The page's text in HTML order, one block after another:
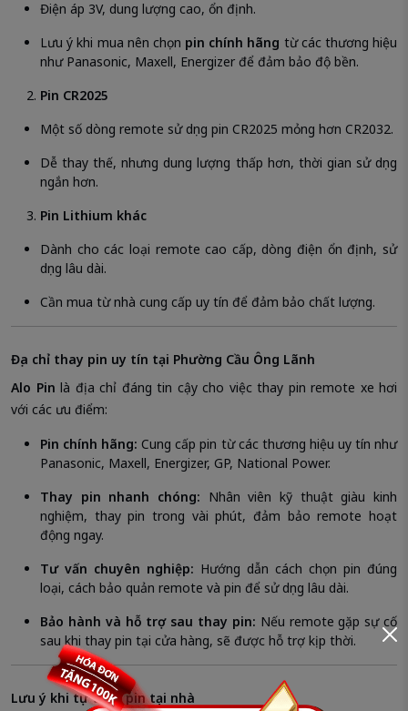
Điện áp 3V, dung lượng cao, ổn định.
Lưu ý khi mua nên chọn pin chính hãng từ các thương hiệu
như Panasonic, Maxell, Energizer để đảm bảo độ bền.
Pin CR2025
Một số dòng remote sử dụng pin CR2025 mỏng hơn CR2032.
Dễ thay thế, nhưng dung lượng thấp hơn, thời gian sử dụng
ngắn hơn.
Pin Lithium khác
Dành cho các loại remote cao cấp, dòng điện ổn định, sử
dụng lâu dài.
Cần mua từ nhà cung cấp uy tín để đảm bảo chất lượng.
Địa chỉ thay pin uy tín tại Phường Cầu Ông Lãnh
Alo Pin là địa chỉ đáng tin cậy cho việc thay pin remote xe hơi
với các ưu điểm:
Pin chính hãng: Cung cấp pin từ các thương hiệu uy tín như
Panasonic, Maxell, Energizer, GP, National Power.
Thay pin nhanh chóng: Nhân viên kỹ thuật giàu kinh
nghiệm, thay pin trong vài phút, đảm bảo remote hoạt
động ngay.
Tư vấn chuyên nghiệp: Hướng dẫn cách chọn pin đúng
loại, cách bảo quản remote và pin để sử dụng lâu dài.
Bảo hành và hỗ trợ sau thay pin: Nếu remote gặp sự cố
sau khi thay pin tại cửa hàng, sẽ được hỗ trợ kịp thời.
Lưu ý khi tự thay pin tại nhà